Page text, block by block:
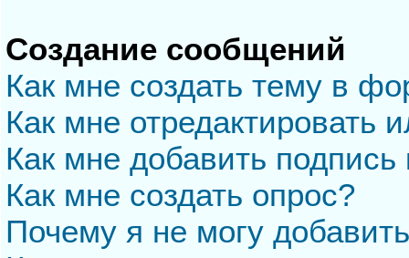
Создание сообщений
Как мне создать тему в
Как мне отредактировать
Как мне добавить
Как мне создать опрос?
Почему я не могу